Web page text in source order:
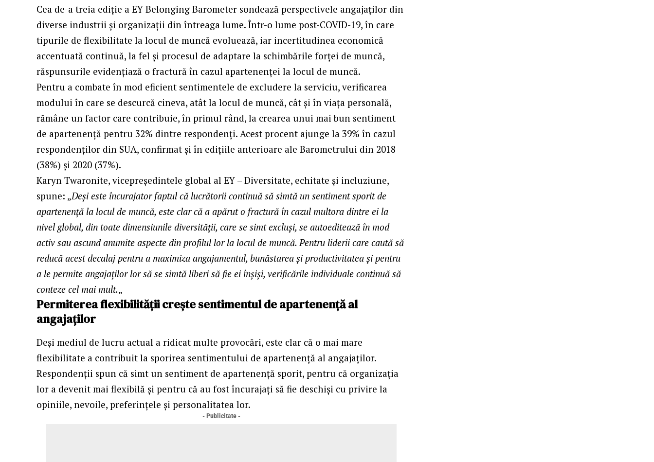
Cea de-a treia ediție a EY Belonging Barometer sondează perspectivele angajaților din
diverse industrii și organizații din întreaga lume. Într-o lume post-COVID-19, în care
tipurile de flexibilitate la locul de muncă evoluează, iar incertitudinea economică
accentuată continuă, la fel şi procesul de adaptare la schimbările forței de muncă,
răspunsurile evidențiază o fractură în cazul apartenenței la locul de muncă.
Pentru a combate în mod eficient sentimentele de excludere la serviciu, verificarea
modului în care se descurcă cineva, atât la locul de muncă, cât și în viața personală,
rămâne un factor care contribuie, în primul rând, la crearea unui mai bun sentiment
de apartenență pentru 32% dintre respondenți. Acest procent ajunge la 39% în cazul
respondenților din SUA, confirmat și în edițiile anterioare ale Barometrului din 2018
(38%) și 2020 (37%).
Karyn Twaronite, vicepreședintele global al EY – Diversitate, echitate și incluziune,
spune: „Deși este încurajator faptul că lucrătorii continuă să simtă un sentiment sporit de
apartenență la locul de muncă, este clar că a apărut o fractură în cazul multora dintre ei la
nivel global, din toate dimensiunile diversității, care se simt excluși, se autoeditează în mod
activ sau ascund anumite aspecte din profilul lor la locul de muncă. Pentru liderii care caută să
reducă acest decalaj pentru a maximiza angajamentul, bunăstarea și productivitatea și pentru
a le permite angajaților lor să se simtă liberi să fie ei înșiși, verificările individuale continuă să
conteze cel mai mult.„
Permiterea flexibilității crește sentimentul de apartenență al
angajaţilor
Deși mediul de lucru actual a ridicat multe provocări, este clar că o mai mare
flexibilitate a contribuit la sporirea sentimentului de apartenență al angajaţilor.
Respondenții spun că simt un sentiment de apartenență sporit, pentru că organizația
lor a devenit mai flexibilă și pentru că au fost încurajați să fie deschiși cu privire la
opiniile, nevoile, preferințele și personalitatea lor.
- Publicitate -